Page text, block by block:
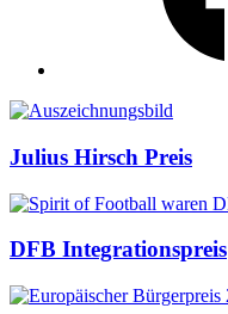
Auszeichnungen
Julius Hirsch Preis
DFB Integrationspreis